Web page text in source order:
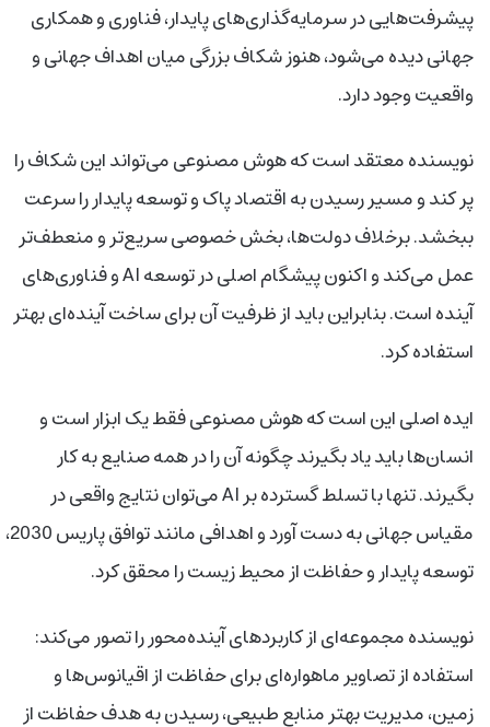
پیشرفت‌هایی در سرمایه‌گذاری‌های پایدار، فناوری و همکاری
جهانی دیده می‌شود، هنوز شکاف بزرگی میان اهداف جهانی و
واقعیت وجود دارد.
نویسنده معتقد است که هوش مصنوعی می‌تواند این شکاف را
پر کند و مسیر رسیدن به اقتصاد پاک و توسعه پایدار را سرعت
ببخشد. برخلاف دولت‌ها، بخش خصوصی سریع‌تر و منعطف‌تر
عمل می‌کند و اکنون پیشگام اصلی در توسعه AI و فناوری‌های
آینده است. بنابراین باید از ظرفیت آن برای ساخت آینده‌ای بهتر
استفاده کرد.
ایده اصلی این است که هوش مصنوعی فقط یک ابزار است و
انسان‌ها باید یاد بگیرند چگونه آن را در همه صنایع به کار
بگیرند. تنها با تسلط گسترده بر AI می‌توان نتایج واقعی در
مقیاس جهانی به دست آورد و اهدافی مانند توافق پاریس 2030،
توسعه پایدار و حفاظت از محیط زیست را محقق کرد.
نویسنده مجموعه‌ای از کاربردهای آینده‌محور را تصور می‌کند:
استفاده از تصاویر ماهواره‌ای برای حفاظت از اقیانوس‌ها و
زمین، مدیریت بهتر منابع طبیعی، رسیدن به هدف حفاظت از